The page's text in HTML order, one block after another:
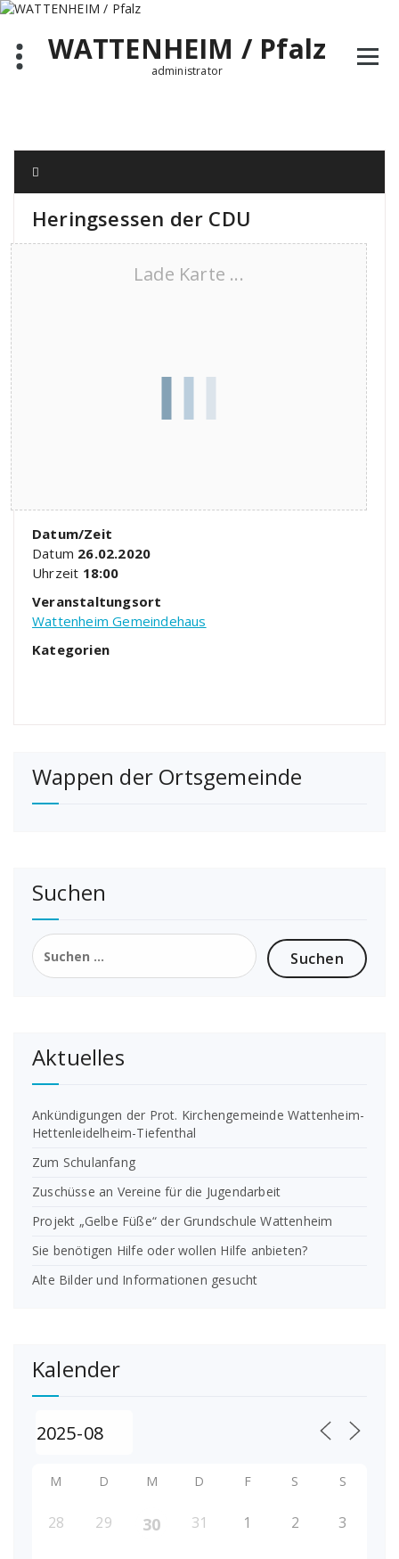
Zum
springenWATTENHEIM / Pfalz
administrator
Heringsessen der CDU
Lade Karte ...
Datum/Zeit
Datum 26.02.2020
Uhrzeit 18:00
Veranstaltungsort
Wattenheim Gemeindehaus
Kategorien
Wappen der Ortsgemeinde
Suchen
Suchen
nach:
Aktuelles
Ankündigungen der Prot. Kirchengemeinde Wattenheim-
Hettenleidelheim-Tiefenthal
Zum Schulanfang
Zuschüsse an Vereine für die Jugendarbeit
Projekt „Gelbe Füße“ der Grundschule Wattenheim
Sie benötigen Hilfe oder wollen Hilfe anbieten?
Alte Bilder und Informationen gesucht
Kalender
M D M D F S S
28 29 30 31 1 2 3